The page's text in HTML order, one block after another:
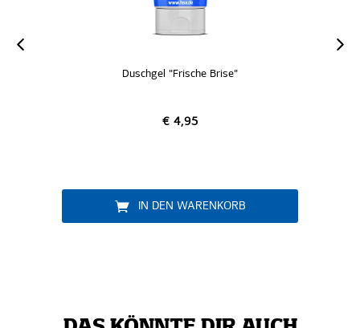
Duschgel "Frische Brise"
IN DEN WARENKORB